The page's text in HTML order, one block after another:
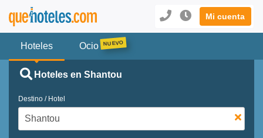
Mi cuenta
Hoteles Ocio
Hoteles en Shantou
Destino / Hotel